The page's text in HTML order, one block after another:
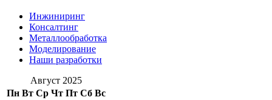
Инжиниринг
Консалтинг
Металлообработка
Моделирование
Наши разработки
Август 2025
Пн Вт Ср Чт Пт Сб Вс